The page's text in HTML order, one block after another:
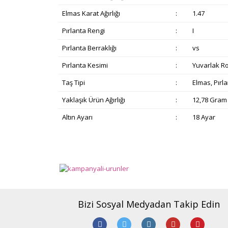
Elmas Karat Ağırlığı
:
1.47
Pırlanta Rengi
:
I
Pırlanta Berraklığı
:
vs
Pırlanta Kesimi
:
Yuvarlak
Taş Tipi
:
Elmas,
Yaklaşık Ürün Ağırlığı
:
12,78 Gram
Altın Ayarı
: 18 Ayar
Ürün açıklamasında eksik bilgiler bulunuyor.
Ürün bilgilerinde hatalar bulunuyor.
Bizi Sosyal Medyadan Takip Edin